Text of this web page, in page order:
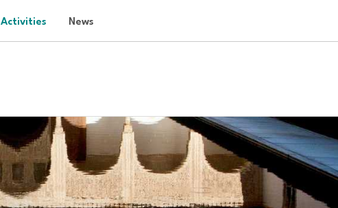
Activities News